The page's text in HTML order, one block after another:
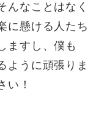
んなことはなく
に懸ける人たち
ますし、僕も
ように頑張りま
い！